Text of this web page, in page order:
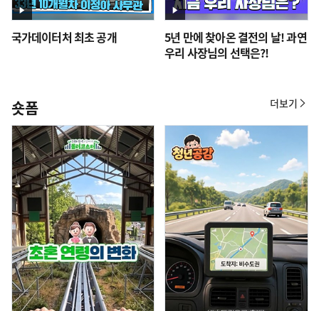
국가데이터처 최초 공개
5년 만에 찾아온 결전의 날! 과연
우리 사장님의 선택은?!
숏폼 더보기